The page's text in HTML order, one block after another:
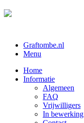
Graftombe.nl
Menu
Home
Informatie
Algemeen
FAQ
Vrijwilligers
In bewerking